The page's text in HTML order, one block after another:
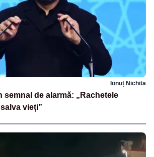
Ionuț Nichita
semnal de alarmă: „Rachetele
vieți”